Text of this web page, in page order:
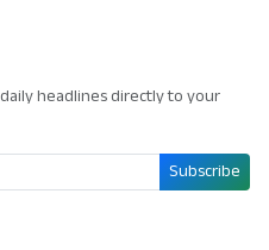
headlines directly to your
Subscribe